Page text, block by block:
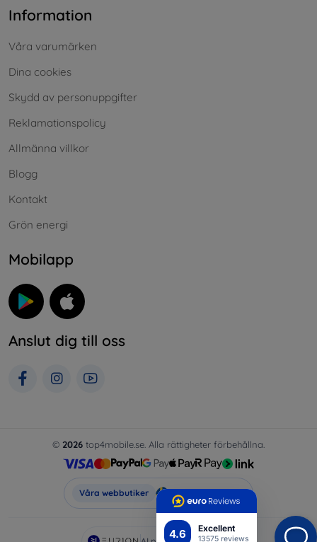
4.6 Excellent
13575 reviews
Information
Våra varumärken
Dina cookies
Skydd av personuppgifter
Reklamationspolicy
Allmänna villkor
Blogg
Kontakt
Grön energi
Mobilapp
Anslut dig till oss
© 2026 top4mobile.se. Alla rättigheter förbehållna.
Våra webbutiker Top4Mobile.se